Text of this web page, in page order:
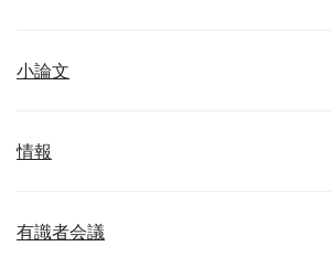
小論文
情報
有識者会議